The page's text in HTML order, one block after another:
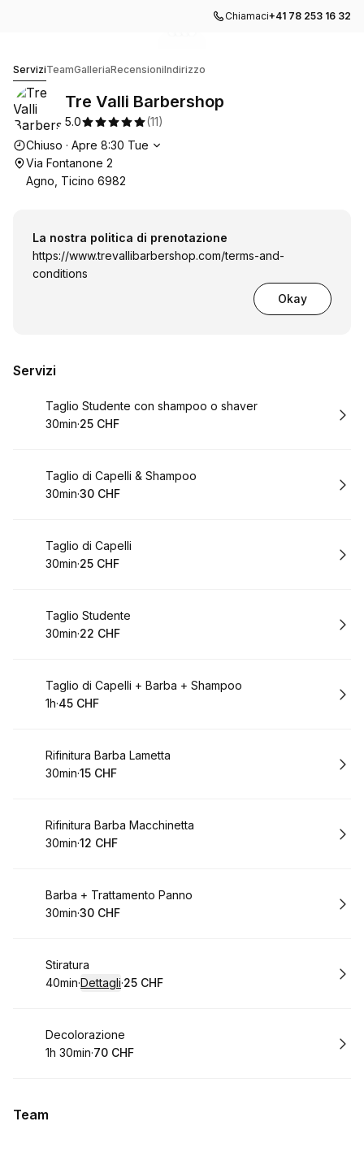
Chiamaci+41 78 253 16 32
ServiziTeamGalleriaRecensioniIndirizzo
Tre Valli Barbershop
5.0 (11)
Orari di apertura
Chiuso · Apre 8:30 Tue
Via Fontanone 2
Agno, Ticino 6982
La nostra politica di prenotazione
https://www.trevallibarbershop.com/terms-and-
conditions
Okay
Servizi
Prenota
Taglio Studente con shampoo o shaver
.Durata
30min·
.Prezzo
25 CHF
Prenota
Taglio di Capelli & Shampoo
.Durata
30min·
.Prezzo
30 CHF
Prenota
Taglio di Capelli
.Durata
30min·
.Prezzo
25 CHF
Prenota
Taglio Studente
.Durata
30min·
.Prezzo
22 CHF
Prenota
Taglio di Capelli + Barba + Shampoo
.Durata:
1h·
.Prezzo
45 CHF
Prenota
Rifinitura Barba Lametta
.Durata :
30min·
.Prezzo
15 CHF
Prenota
Rifinitura Barba Macchinetta
.Durata :
30min·
.Prezzo
12 CHF
Prenota
Barba + Trattamento Panno
.Durata
30min·
.Prezzo
30 CHF
Prenota
Stiratura
.Durata:
40min·Dettagli·
.Prezzo
25 CHF
Prenota
Decolorazione
.Durata :
1h 30min·
. Prezzo
70 CHF
Team